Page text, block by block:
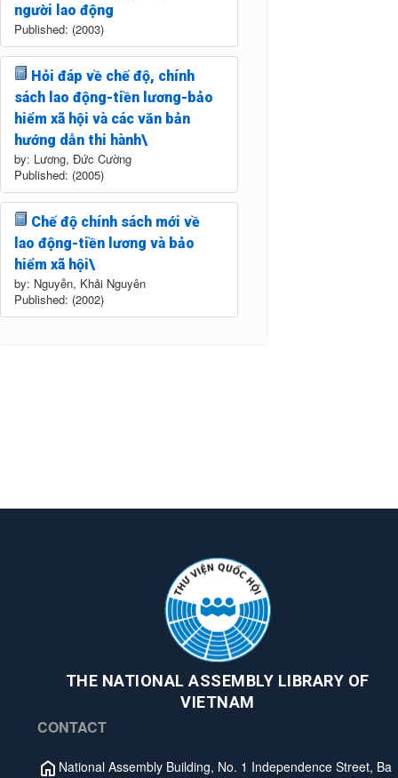
người lao động
Published: (2003)
Hỏi đáp về chế độ, chính
sách lao động-tiền lương-bảo
hiểm xã hội và các văn bản
hướng dẫn thi hành\
by: Lương, Đức Cường
Published: (2005)
Chế độ chính sách mới về
lao động-tiền lương và bảo
hiểm xã hội\
by: Nguyễn, Khải Nguyên
Published: (2002)
THE NATIONAL ASSEMBLY LIBRARY OF
VIETNAM
CONTACT
National Assembly Building, No. 1 Independence Street, Ba